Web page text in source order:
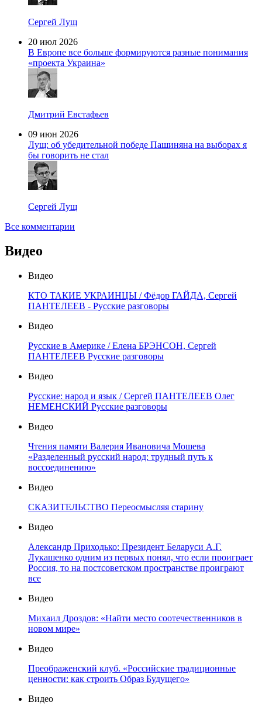
Сергей Лущ
20 июл 2026
В Европе все больше формируются разные понимания
«проекта Украина»
Дмитрий Евстафьев
09 июн 2026
Лущ: об убедительной победе Пашиняна на выборах я
бы говорить не стал
Сергей Лущ
Все комментарии
Видео
Видео
КТО ТАКИЕ УКРАИНЦЫ / Фёдор ГАЙДА, Сергей
ПАНТЕЛЕЕВ - Русские разговоры
Видео
Русские в Америке / Елена БРЭНСОН, Сергей
ПАНТЕЛЕЕВ Русские разговоры
Видео
Русские: народ и язык / Сергей ПАНТЕЛЕЕВ Олег
НЕМЕНСКИЙ Русские разговоры
Видео
Чтения памяти Валерия Ивановича Мошева
«Разделенный русский народ: трудный путь к
воссоединению»
Видео
СКАЗИТЕЛЬСТВО Переосмысляя старину
Видео
Александр Приходько: Президент Беларуси А.Г.
Лукашенко одним из первых понял, что если проиграет
Россия, то на постсоветском пространстве проиграют
все
Видео
Михаил Дроздов: «Найти место соотечественников в
новом мире»
Видео
Преображенский клуб. «Российские традиционные
ценности: как строить Образ Будущего»
Видео